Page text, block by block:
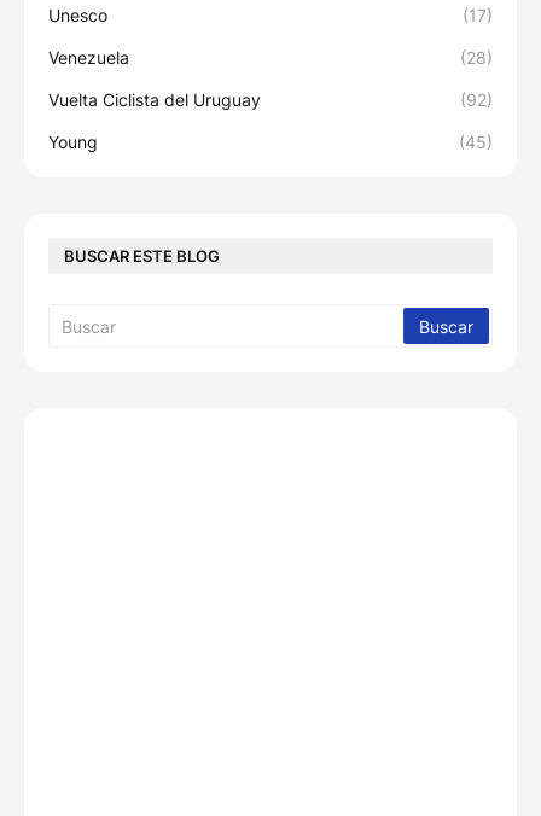
Unesco (17)
Venezuela (28)
Vuelta Ciclista del Uruguay (92)
Young (45)
BUSCAR ESTE BLOG